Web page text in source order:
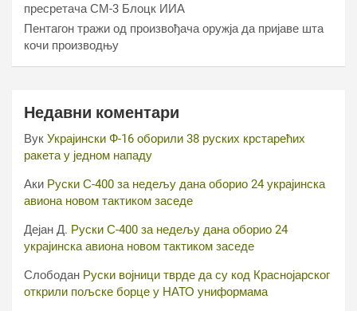
пресретача СМ-3 Блоцк ИИА
Пентагон тражи од произвођача оружја да пријаве шта
кочи производњу
Недавни коментари
Вук Украјински Ф-16 оборили 38 руских крстарећих
ракета у једном нападу
Аки Руски С-400 за недељу дана оборио 24 украјинска
авиона новом тактиком заседе
Дејан Д. Руски С-400 за недељу дана оборио 24
украјинска авиона новом тактиком заседе
Слободан Руски војници тврде да су код Краснојарског
открили пољске борце у НАТО униформама